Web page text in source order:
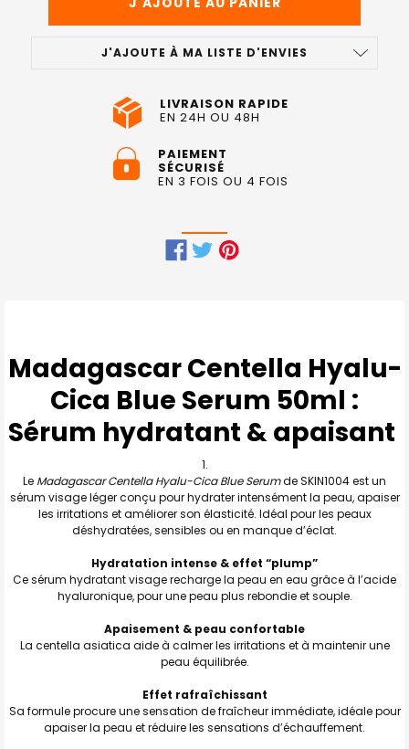
J'AJOUTE À MA LISTE D'ENVIES
LIVRAISON RAPIDE
EN 24H OU 48H
PAIEMENT
SÉCURISÉ
EN 3 FOIS OU 4 FOIS
TOUT
SELECTIONNER
J'AJOUTE
AU PANIER
Madagascar Centella Hyalu-
Cica Blue Serum 50ml :
Sérum hydratant & apaisant
Le Madagascar Centella Hyalu-Cica Blue Serumde SKIN1004 est un
sérum visage léger conçu pour hydrater intensément la peau, apaiser
les irritations et améliorer son élasticité. Idéal pour les peaux
déshydratées, sensibles ou en manque d’éclat.
Hydratation intense & effet “plump”
Ce sérum hydratant visage recharge la peau en eau grâce à l’acide
hyaluronique, pour une peau plus rebondie et souple.
Apaisement & peau confortable
La centella asiatica aide à calmer les irritations et à maintenir une
peau équilibrée.
Effet rafraîchissant
Sa formule procure une sensation de fraîcheur immédiate, idéale pour
apaiser la peau et réduire les sensations d’échauffement.